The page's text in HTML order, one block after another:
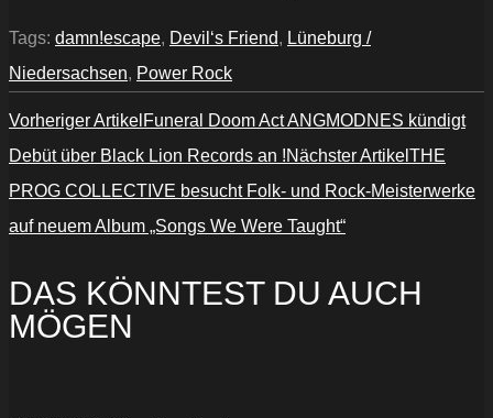
Tags: damn!escape, Devil‘s Friend, Lüneburg /
Niedersachsen, Power Rock
Vorheriger Artikel Funeral Doom Act ANGMODNES kündigt
Debüt über Black Lion Records an !Nächster Artikel THE
PROG COLLECTIVE besucht Folk- und Rock-Meisterwerke
auf neuem Album „Songs We Were Taught“
DAS KÖNNTEST DU AUCH
MÖGEN